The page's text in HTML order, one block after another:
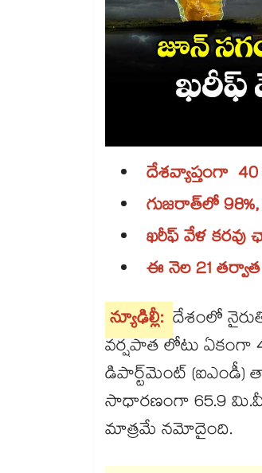
దేశవ్యాప్తంగా
గుజరాత్‌‌‌‌‌‌‌‌లో
ఖరీఫ్ వేళ కరవు
ఈ నెల 21 తర్వాత
న్యూఢిల్లీ: దేశంలో
వర్షపాత లోటు
డిపార్ట్‌‌‌‌‌‌‌‌మెంట్ (ఐఎండీ)
సాధారణంగా 65.9 మి.మీ
మాత్రమే నమోదైంది.